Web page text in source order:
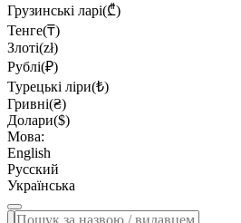
Грузинські ларі(₾)
Тенге(₸)
Злоті(zł)
Рублі(₽)
Турецькі ліри(₺)
Гривні(₴)
Долари($)
Мова:
English
Русский
Українська